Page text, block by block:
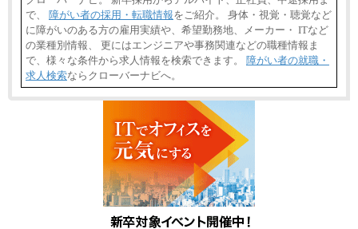
で、 障がい者の採用・転職情報をご紹介。 身体・視覚・聴覚など
に障がいのある方の雇用実績や、希望勤務地、メーカー・ ITなど
の業種別情報、 更にはエンジニアや事務関連などの職種情報ま
で、様々な条件から求人情報を検索できます。 障がい者の就職・
求人検索ならクローバーナビへ。